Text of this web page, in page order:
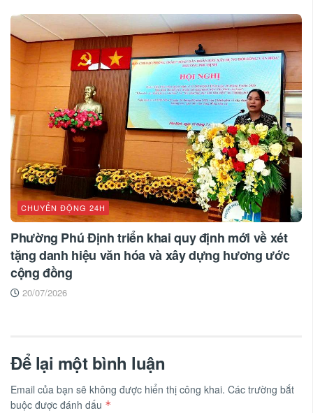
CHUYỂN ĐỘNG 24H
Phường Phú Định triển khai quy định mới về xét
tặng danh hiệu văn hóa và xây dựng hương ước
cộng đồng
20/07/2026
Để lại một bình luận
Email của bạn sẽ không được hiển thị công khai. Các trường bắt
buộc được đánh dấu *